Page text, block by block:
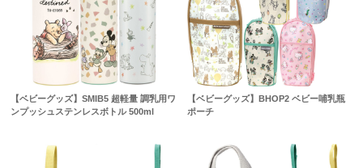
【ベビーグッズ】SMIB5 超軽量 調乳用ワ
ンプッシュステンレスボトル 500ml
【ベビーグッズ】BHOP2 ベビー哺乳瓶
ポーチ